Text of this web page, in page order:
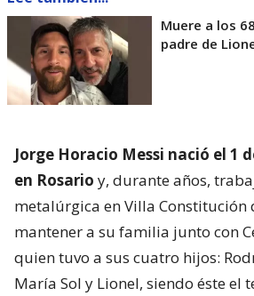
Muere a los
padre de
Jorge Horacio Messi nació el 1
en Rosario y, durante años,
metalúrgica en Villa
mantener a su familia junto con
quien tuvo a sus cuatro hijos:
María Sol y Lionel, siendo éste el